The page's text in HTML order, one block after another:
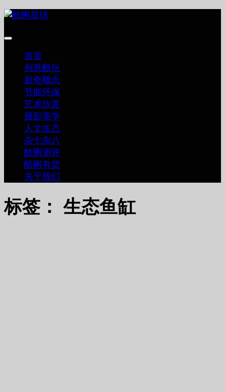
跳
内
首页
创意酷玩
新奇概念
节能环保
艺术欣赏
摄影美学
人文生态
杂七杂八
酷蝌测评
酷蝌有货
关于我们
标签：生态鱼缸